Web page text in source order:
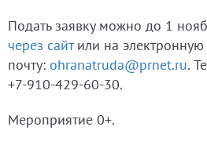
Подать заявку можно до 1
через сайтили на электронную
почту: ohranatruda@prnet.ru.
+7-910-429-60-30.
Мероприятие 0+.